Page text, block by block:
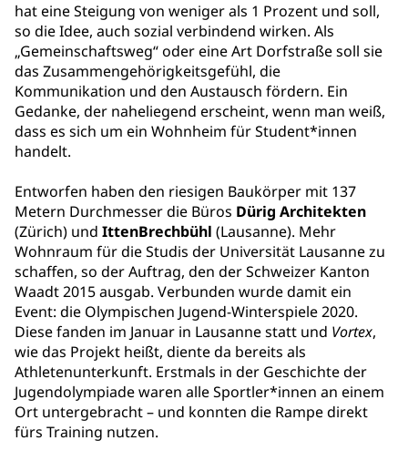
hat eine Steigung von weniger als 1 Prozent und soll,
so die Idee, auch sozial verbindend wirken. Als
„Gemeinschaftsweg“ oder eine Art Dorfstraße soll sie
das Zusammengehörigkeitsgefühl, die
Kommunikation und den Austausch fördern. Ein
Gedanke, der naheliegend erscheint, wenn man weiß,
dass es sich um ein Wohnheim für Student*innen
handelt.
Entworfen haben den riesigen Baukörper mit 137
Metern Durchmesser die Büros Dürig Architekten
(Zürich) und IttenBrechbühl (Lausanne). Mehr
Wohnraum für die Studis der Universität Lausanne zu
schaffen, so der Auftrag, den der Schweizer Kanton
Waadt 2015 ausgab. Verbunden wurde damit ein
Event: die Olympischen Jugend-Winterspiele 2020.
Diese fanden im Januar in Lausanne statt und Vortex,
wie das Projekt heißt, diente da bereits als
Athletenunterkunft. Erstmals in der Geschichte der
Jugendolympiade waren alle Sportler*innen an einem
Ort untergebracht – und konnten die Rampe direkt
fürs Training nutzen.